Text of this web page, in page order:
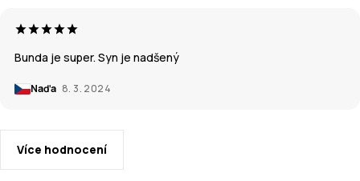
Bunda je super. Syn je nadšený
Naďa 8. 3. 2024
Více hodnocení